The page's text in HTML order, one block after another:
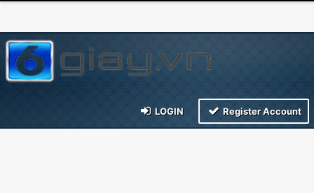
LOGIN Register Account